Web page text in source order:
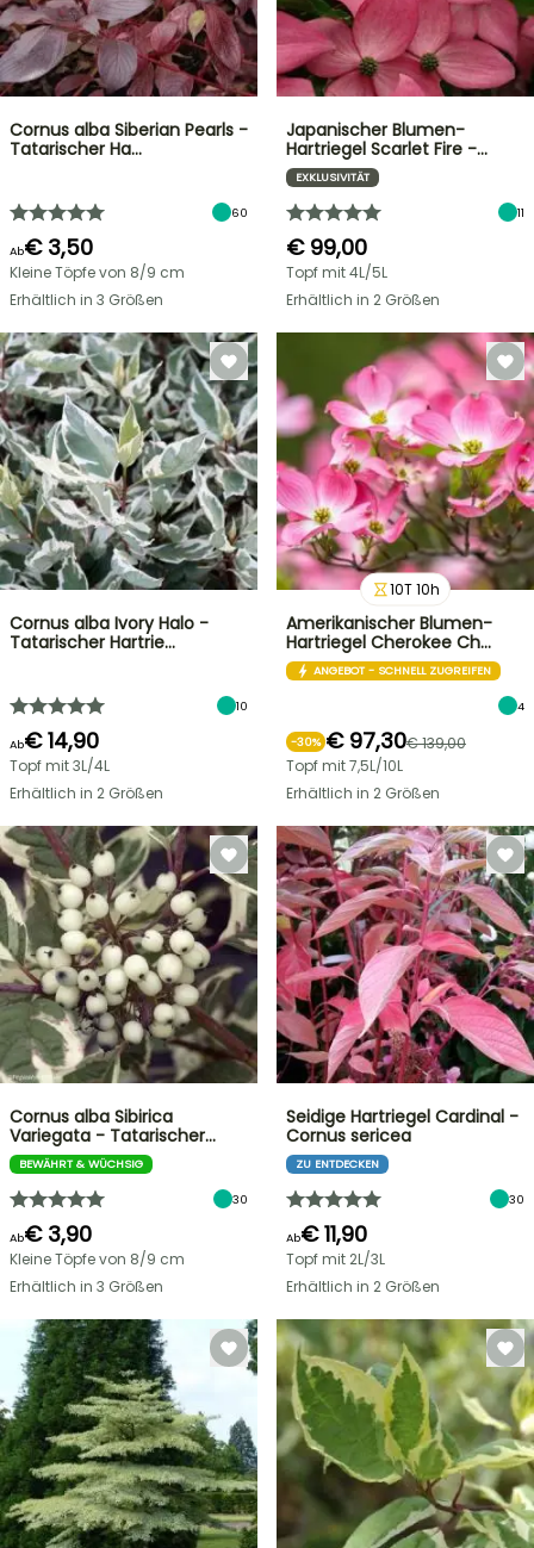
Cornus alba Siberian Pearls -
Tatarischer Ha…
60
Ab€ 3,50
Kleine Töpfe von 8/9 cm
Erhältlich in 3 Größen
Japanischer Blumen-
Hartriegel Scarlet Fire -…
EXKLUSIVITÄT
11
€ 99,00
Topf mit 4L/5L
Erhältlich in 2 Größen
Cornus alba Ivory Halo -
Tatarischer Hartrie…
10
Ab€ 14,90
Topf mit 3L/4L
Erhältlich in 2 Größen
10T10h
Amerikanischer Blumen-
Hartriegel Cherokee Ch…
ANGEBOT - SCHNELL ZUGREIFEN
4
-30% € 97,30€ 139,00
Topf mit 7,5L/10L
Erhältlich in 2 Größen
Cornus alba Sibirica
Variegata - Tatarischer…
BEWÄHRT & WÜCHSIG
30
Ab€ 3,90
Kleine Töpfe von 8/9 cm
Erhältlich in 3 Größen
Seidige Hartriegel Cardinal -
Cornus sericea
ZU ENTDECKEN
30
Ab€ 11,90
Topf mit 2L/3L
Erhältlich in 2 Größen